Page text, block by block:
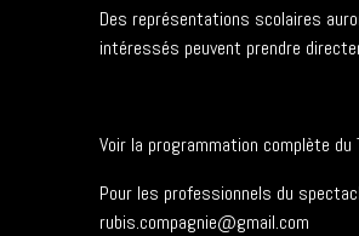
Des représentations scolaires
intéressés peuvent prendre
Voir la programmation complète du
Pour les professionnels du
rubis.compagnie@gmail.com